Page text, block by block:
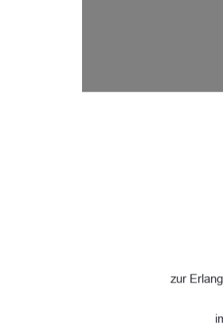
zur